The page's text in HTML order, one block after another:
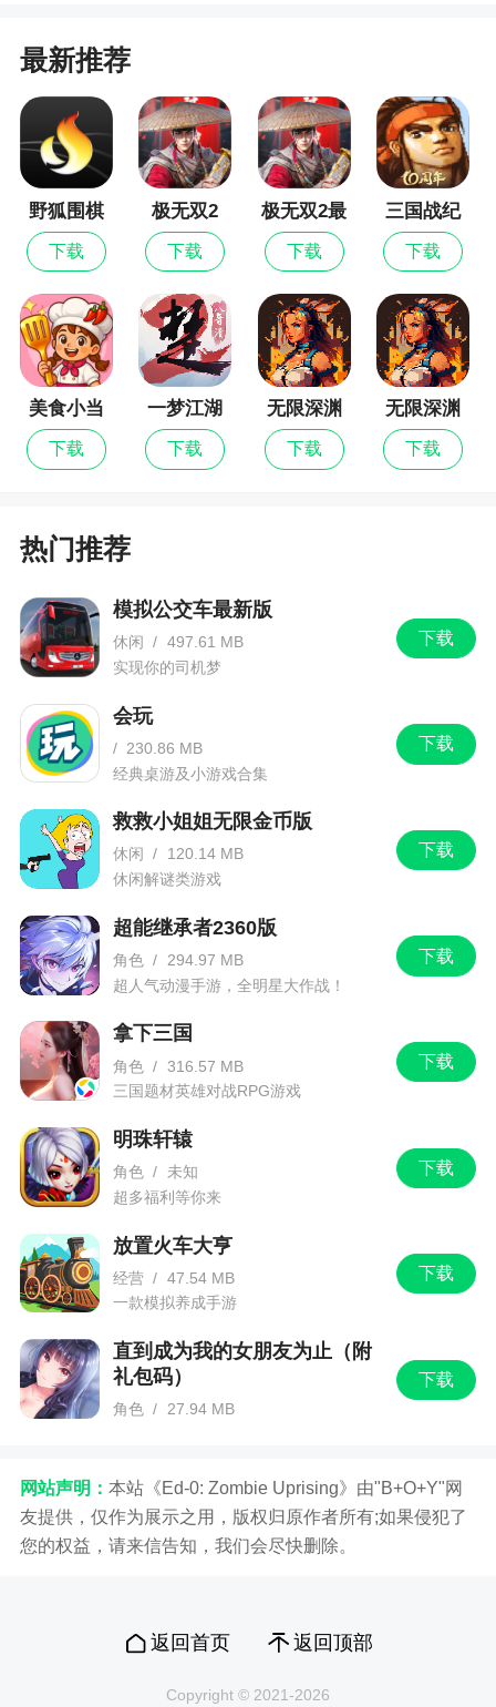
建强大的球队，参加各种国际赛事​
坛
小编评价
1、想把新手球员培养成国际巨星需要一个漫长
的过程，好好培养你的球员吧，他们会给你回报的
2、此版本上线就送礼包兑换码，都是可以正常
使用的，喜爱这款全新足球竞技游戏的你千万不要
错过，赶快加入进来下载畅享吧
3、游戏采用高品质的精致画风，在游戏内玩家
可以扮演一个球队经理人签约国际巨星组建成最强
引擎，模拟真实足球赛场，打造最佳11人球队，球
对决，对于喜欢足球的朋友来讲，是很值得一试的
游戏
组建一个11人的足球对，训练这只球队，带领他们
参加各种比赛，将这只球队打造成明星球队
更新日志
【丰富玩法全覆盖，碎片时间也能玩——休闲
不肝！】 杯赛模式为核心玩法！更有生涯赛模式，
从零组建球队冲击联赛冠军奖杯；天梯赛模式，与
全球玩家同台竞技争夺榜首荣耀；联盟对战模式，
稳步积累球队资源。【策略定胜负，不操作也能赢
——策略好玩！】 专业体育团队匠心研发，真球迷
真足球！ 【超全养成体系，越玩越有料——超耐
玩！】 球员升级、升星、特训，教练培养、战术革
新，球队基建全方位覆盖，养成玩法兼具深度与丰
富性。 【高清赛事画面，堪比看直播——超沉
招牌动作精准还原，球衣纹路、球场草皮等细节质
感拉满，细节质感决定游戏体验！ 【一线豪门正版
授权，退役传奇也能凑齐——最全版权！】 一线豪
门正版授权+最全版权加持，告别球星退役遗憾，满
足你最纯粹的收集欲望。
伊涅斯塔官宣代言足球手游《最佳11人》玩家
直呼“圆梦了”
巴萨巨星安德烈斯·伊涅斯塔（Andrés Iniesta）通过
佳11人》手游新的全球代言人，我在游戏里等你。
最新推荐
野狐围棋
下载
极无双2
下载
极无双2最
新版
下载
三国战纪
下载
美食小当
家
下载
一梦江湖
下载
无限深渊
下载
无限深渊
最新版
下载
热门推荐
下载
模拟公交车最新版
休闲 / 497.61 MB
实现你的司机梦
下载
会玩
/ 230.86 MB
经典桌游及小游戏合集
下载
救救小姐姐无限金币版
休闲 /
120.14 MB
休闲解谜类游戏
下载
超能继承者2360版
角色 /
294.97 MB
超人气动漫手游，全明星大作战！
下载
拿下三国
角色 / 316.57 MB
三国题材英雄对战RPG游戏
下载
明珠轩辕
角色 /
未知
超多福利等你来
下载
放置火车大亨
经营 / 47.54 MB
一款模拟养成手游
下载
直到成为我的女朋友为止（附
礼包码）
角色 / 27.94 MB
网站声明： 本站《Ed-0: Zombie Uprising》由"B+O+Y"网
友提供，仅作为展示之用，版权归原作者所有;如果侵犯了
您的权益，请来信告知，我们会尽快删除。
返回首页 返回顶部
Copyright © 2021-2026